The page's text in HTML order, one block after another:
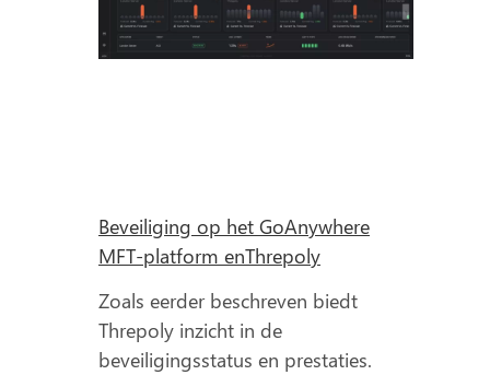
Beveiliging op het GoAnywhere
MFT-platform enThrepoly
Zoals eerder beschreven biedt
Threpoly inzicht in de
beveiligingsstatus en prestaties.